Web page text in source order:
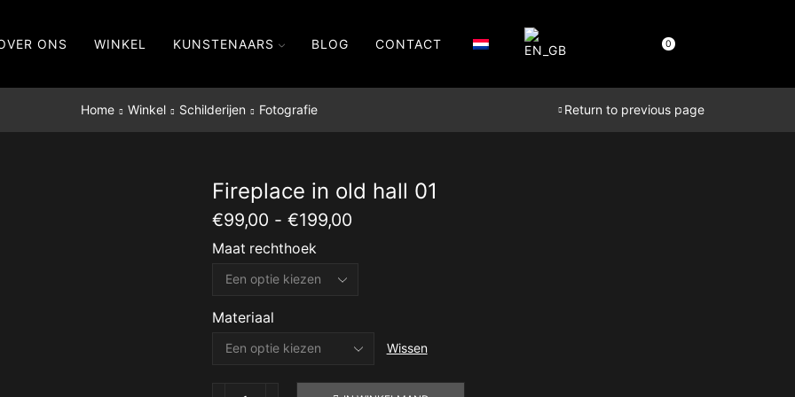
ONS WINKEL KUNSTENAARS BLOG CONTACT 0
Home Winkel Schilderijen Fotografie Return to previous page
Fireplace in old hall 01
€99,00 - €199,00
Maat rechthoek
Materiaal
Wissen